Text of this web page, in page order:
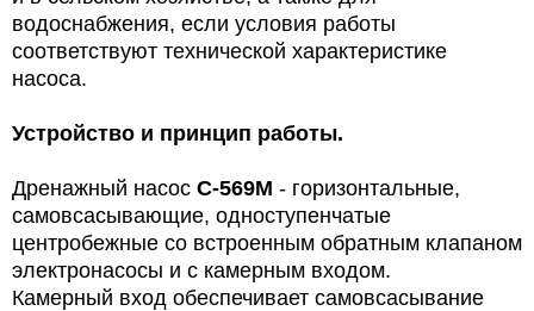
водоснабжения, если условия работы
соответствуют технической характеристике
насоса.
Устройство и принцип работы.
Дренажный насос С-569М - горизонтальные,
самовсасывающие, одноступенчатые
центробежные со встроенным обратным клапаном
электронасосы и с камерным входом.
Камерный вход обеспечивает самовсасывание